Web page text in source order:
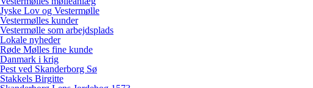
Jyske Lov og Vestermølle
Vestermølles kunder
Vestermølle som arbejdsplads
Lokale nyheder
Røde Mølles fine kunde
Danmark i krig
Pest ved Skanderborg Sø
Stakkels Birgitte